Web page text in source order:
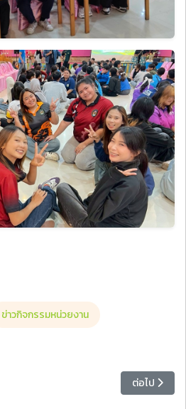
ข่าวกิจกรรมหน่วยงาน
ภ.หมู่บ้านจอมบึง ร่วมศึกษาดูงานชุมชนต้นแ
เนื้อหาถัดไป
ต่อไป